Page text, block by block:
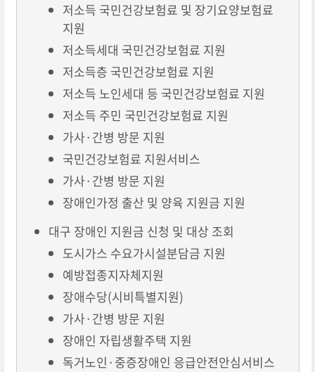
저소득 국민건강보험료 및 장기요양보험료
지원
저소득세대 국민건강보험료 지원
저소득층 국민건강보험료 지원
저소득 노인세대 등 국민건강보험료 지원
저소득 주민 국민건강보험료 지원
가사·간병 방문 지원
국민건강보험료 지원서비스
가사·간병 방문 지원
장애인가정 출산 및 양육 지원금 지원
대구 장애인 지원금 신청 및 대상 조회
도시가스 수요가시설분담금 지원
예방접종지자체지원
장애수당(시비특별지원)
가사·간병 방문 지원
장애인 자립생활주택 지원
독거노인·중증장애인 응급안전안심서비스